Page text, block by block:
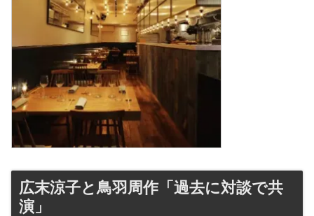
広末涼子と鳥羽周作「過去に対談で共
演」